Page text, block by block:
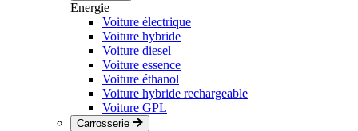
Energie
Voiture électrique
Voiture hybride
Voiture diesel
Voiture essence
Voiture éthanol
Voiture hybride rechargeable
Voiture GPL
Carrosserie